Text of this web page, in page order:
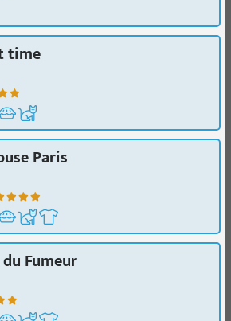
time
Paris
Fumeur